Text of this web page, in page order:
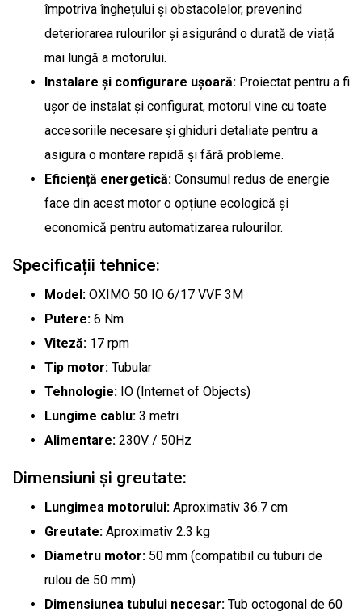
împotriva înghețului și obstacolelor, prevenind
deteriorarea rulourilor și asigurând o durată de viață
mai lungă a motorului.
Instalare și configurare ușoară: Proiectat pentru a fi
ușor de instalat și configurat, motorul vine cu toate
accesoriile necesare și ghiduri detaliate pentru a
asigura o montare rapidă și fără probleme.
Eficiență energetică: Consumul redus de energie
face din acest motor o opțiune ecologică și
economică pentru automatizarea rulourilor.
Specificații tehnice:
Model: OXIMO 50 IO 6/17 VVF 3M
Putere: 6 Nm
Viteză: 17 rpm
Tip motor: Tubular
Tehnologie: IO (Internet of Objects)
Lungime cablu: 3 metri
Alimentare: 230V / 50Hz
Dimensiuni și greutate:
Lungimea motorului: Aproximativ 36.7 cm
Greutate: Aproximativ 2.3 kg
Diametru motor: 50 mm (compatibil cu tuburi de
rulou de 50 mm)
Dimensiunea tubului necesar: Tub octogonal de 60